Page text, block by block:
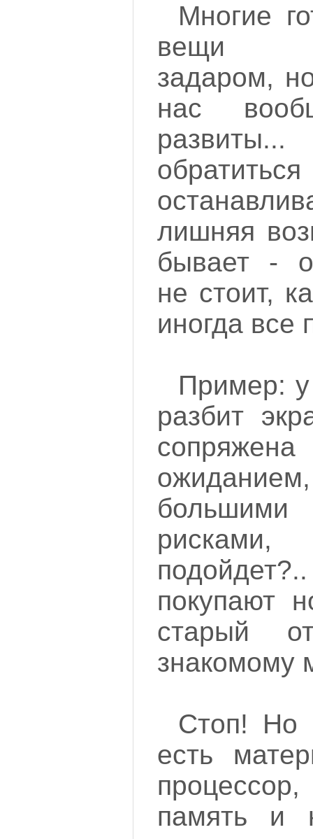
Многие
вещи
задаром,
нас
лишняя
бывает -
не стоит,
иногда все
Пример: у
разбит
покупают
старый
знакомому
Стоп! Но
есть
память и